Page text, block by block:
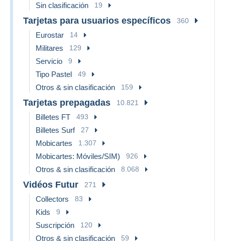
Sin clasificación 19
Tarjetas para usuarios específicos 360
Eurostar 14
Militares 129
Servicio 9
Tipo Pastel 49
Otros & sin clasificación 159
Tarjetas prepagadas 10.821
Billetes FT 493
Billetes Surf 27
Mobicartes 1.307
Mobicartes: Móviles/SIM) 926
Otros & sin clasificación 8.068
Vidéos Futur 271
Collectors 83
Kids 9
Suscripción 120
Otros & sin clasificación 59